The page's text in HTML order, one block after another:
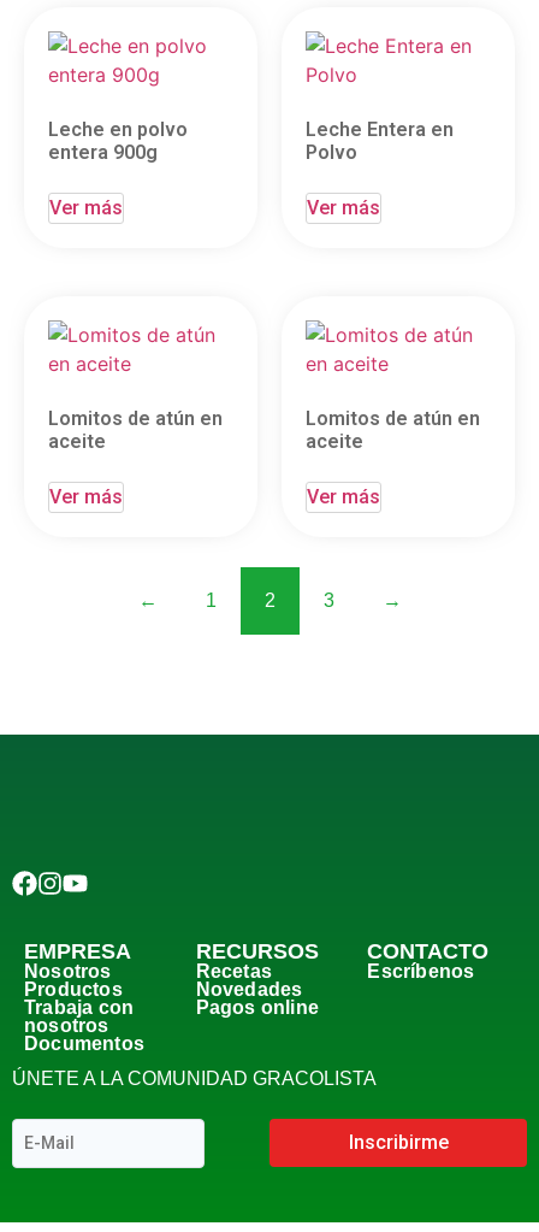
Leche en polvo
entera 900g
Ver más
Leche Entera en
Polvo
Ver más
Lomitos de atún en
aceite
Ver más
Lomitos de atún en
aceite
Ver más
← 1 2 3 →
EMPRESA
Nosotros
Productos
Trabaja con
nosotros
Documentos
RECURSOS
Recetas
Novedades
Pagos online
CONTACTO
Escríbenos
ÚNETE A LA COMUNIDAD GRACOLISTA
Inscribirme